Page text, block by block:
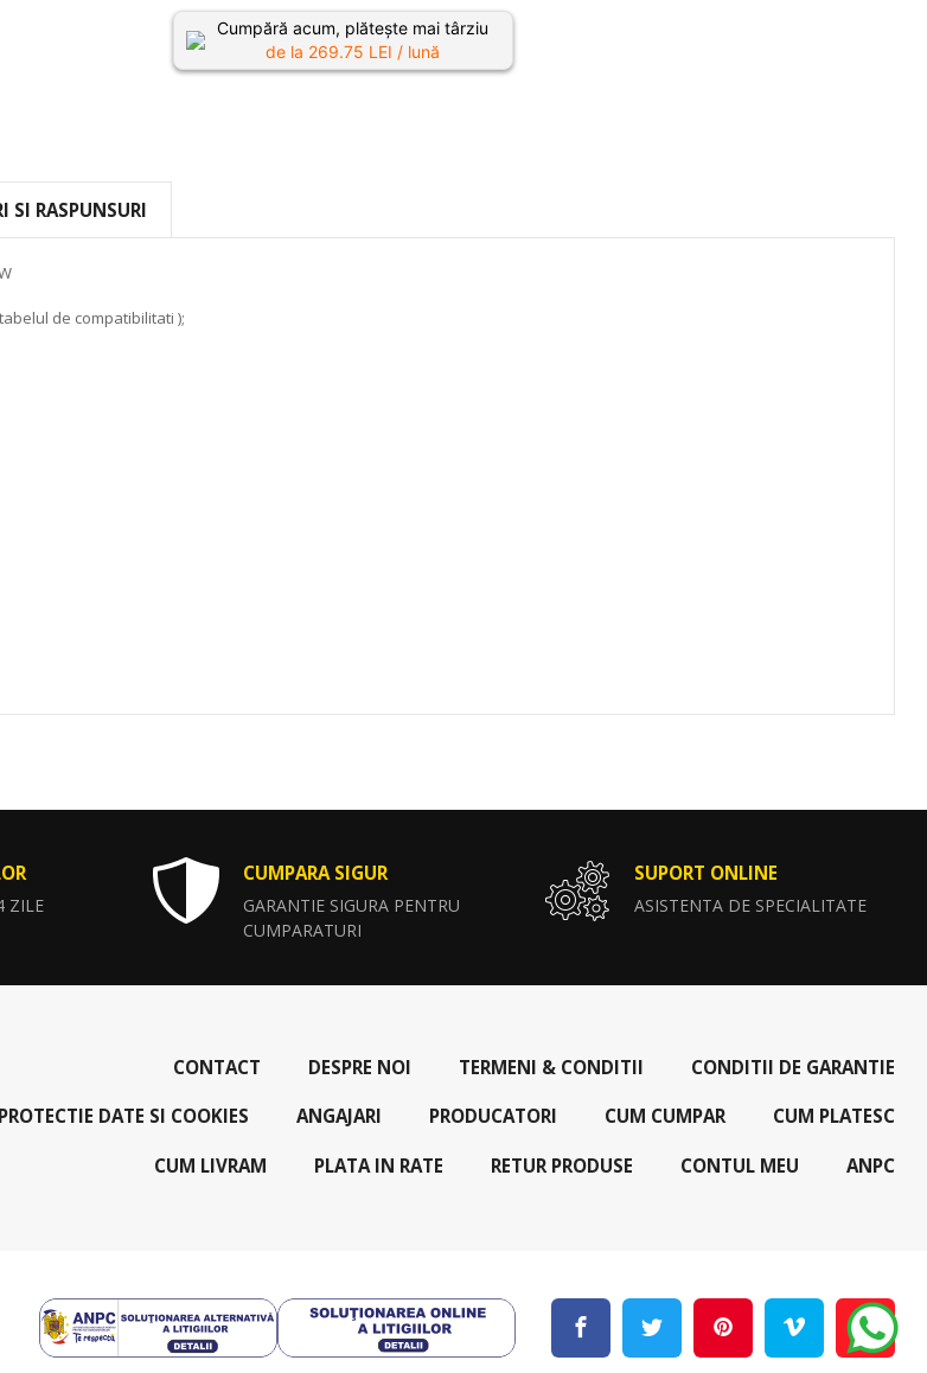
Cumpără acum, plătește mai târziu
de la 269.75 LEI / lună
SI RASPUNSURI
de compatibilitati );
ZILE
CUMPARA SIGUR
GARANTIE SIGURA PENTRU
CUMPARATURI
SUPORT ONLINE
ASISTENTA DE SPECIALITATE
CONTACT DESPRE NOI TERMENI & CONDITII CONDITII DE GARANTIE
PROTECTIE DATE SI COOKIES ANGAJARI PRODUCATORI CUM CUMPAR CUM PLATESC
CUM LIVRAM PLATA IN RATE RETUR PRODUSE CONTUL MEU ANPC